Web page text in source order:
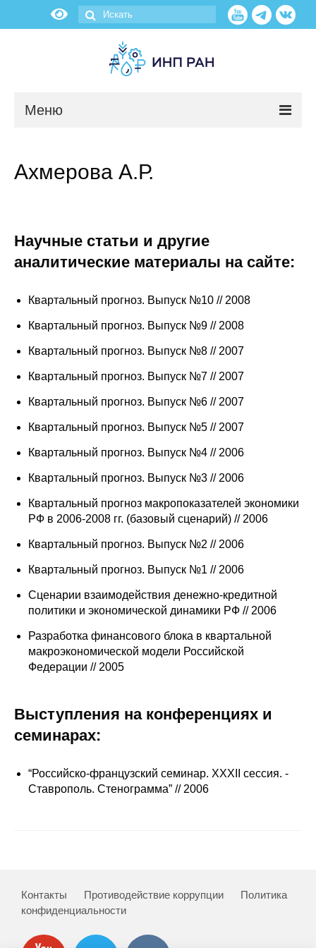
Меню
Научные подразделения
Сотрудники
Отчетность
Материалы для СМИ
Публикации
Издания
Проблемы прогнозирования
Номера журналов
Редакционная этика
Общие требования
Научные труды
Ахмерова А.Р.
Научные статьи и другие
аналитические материалы на сайте:
Квартальный прогноз. Выпуск №10 // 2008
Квартальный прогноз. Выпуск №9 // 2008
Квартальный прогноз. Выпуск №8 // 2007
Квартальный прогноз. Выпуск №7 // 2007
Квартальный прогноз. Выпуск №6 // 2007
Квартальный прогноз. Выпуск №5 // 2007
Квартальный прогноз. Выпуск №4 // 2006
Квартальный прогноз. Выпуск №3 // 2006
Квартальный прогноз макропоказателей экономики
РФ в 2006-2008 гг. (базовый сценарий) // 2006
Квартальный прогноз. Выпуск №2 // 2006
Квартальный прогноз. Выпуск №1 // 2006
Сценарии взаимодействия денежно-кредитной
политики и экономической динамики РФ // 2006
Разработка финансового блока в квартальной
макроэкономической модели Российской
Федерации // 2005
Выступления на конференциях и
семинарах:
“Российско-французский семинар. XXXII сессия. -
Ставрополь. Стенограмма” // 2006
Контакты Противодействие коррупции
Политика
конфиденциальности